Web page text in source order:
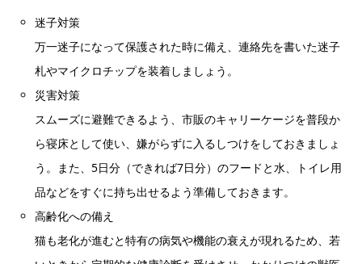
迷子対策
万一迷子になって保護された時に備え、連絡先を書いた迷子
札やマイクロチップを装着しましょう。
災害対策
スムーズに避難できるよう、市販のキャリーケージを普段か
ら寝床として使い、嫌がらずに入るしつけをしておきましょ
う。また、5日分（できれば7日分）のフードと水、トイレ用
品などをすぐに持ち出せるよう準備しておきます。
高齢化への備え
猫も老化が進むと特有の病気や機能の衰えが現れるため、若